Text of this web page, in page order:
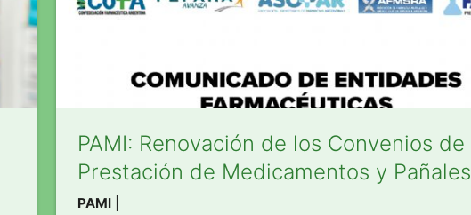
PAMI: Renovación de los Convenios de
Prestación de Medicamentos y Pañales
PAMI